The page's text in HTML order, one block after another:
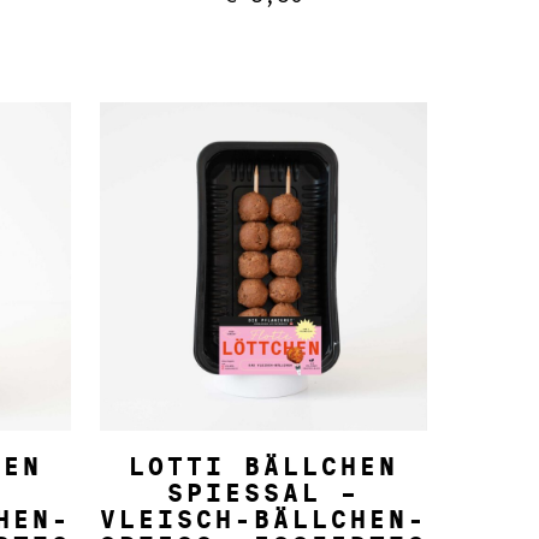
S
IN DEN WARENKORB
LOTTI BÄLLCHEN
SPIESSAL –
VLEISCH-BÄLLCHEN-S